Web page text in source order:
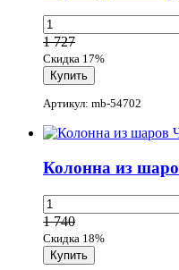
1 727
Скидка 17%
Артикул: mb-54702
Колонна из
1 740
Скидка 18%